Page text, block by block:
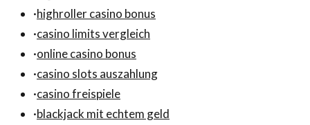
·highroller casino bonus
·casino limits vergleich
·online casino bonus
·casino slots auszahlung
·casino freispiele
·blackjack mit echtem geld